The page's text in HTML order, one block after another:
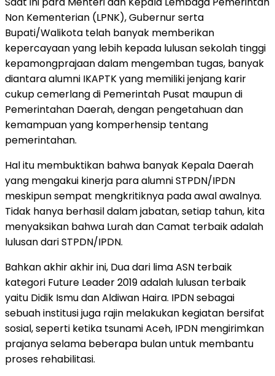
Non Kementerian (LPNK), Gubernur serta
Bupati/Walikota telah banyak memberikan
kepercayaan yang lebih kepada lulusan sekolah tinggi
kepamongprajaan dalam mengemban tugas, banyak
diantara alumni IKAPTK yang memiliki jenjang karir
cukup cemerlang di Pemerintah Pusat maupun di
Pemerintahan Daerah, dengan pengetahuan dan
kemampuan yang komperhensip tentang
pemerintahan.
Hal itu membuktikan bahwa banyak Kepala Daerah
yang mengakui kinerja para alumni STPDN/IPDN
meskipun sempat mengkritiknya pada awal awalnya.
Tidak hanya berhasil dalam jabatan, setiap tahun, kita
menyaksikan bahwa Lurah dan Camat terbaik adalah
lulusan dari STPDN/IPDN.
Bahkan akhir akhir ini, Dua dari lima ASN terbaik
kategori Future Leader 2019 adalah lulusan terbaik
yaitu Didik Ismu dan Aldiwan Haira. IPDN sebagai
sebuah institusi juga rajin melakukan kegiatan bersifat
sosial, seperti ketika tsunami Aceh, IPDN mengirimkan
prajanya selama beberapa bulan untuk membantu
proses rehabilitasi.